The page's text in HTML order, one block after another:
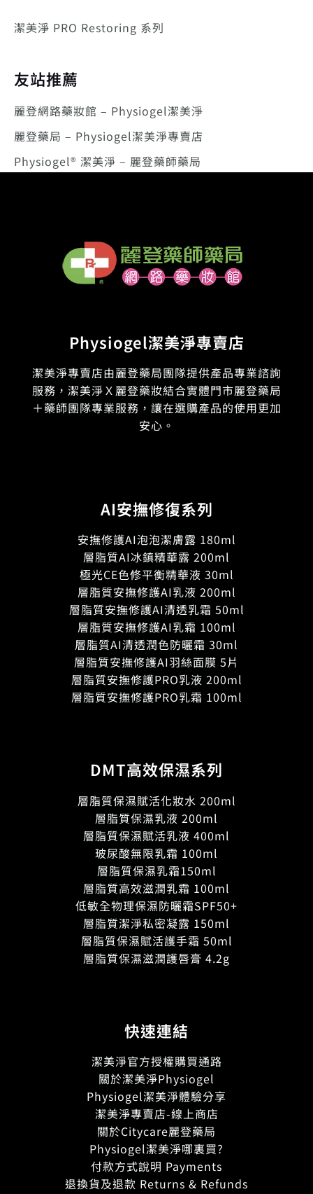
潔美淨 PRO Restoring 系列
友站推薦
麗登網路藥妝館 – Physiogel潔美淨
麗登藥局 – Physiogel潔美淨專賣店
Physiogel® 潔美淨 – 麗登藥師藥局
Physiogel潔美淨專賣店
潔美淨專賣店由麗登藥局團隊提供產品專業諮詢
服務，潔美淨Ｘ麗登藥妝結合實體門市麗登藥局
＋藥師團隊專業服務，讓在選購產品的使用更加
安心。
AI安撫修復系列
安撫修護AI泡泡潔膚露 180ml
層脂質AI冰鎮精華露 200ml
極光CE色修平衡精華液 30ml
層脂質安撫修護AI乳液 200ml
層脂質安撫修護AI清透乳霜 50ml
層脂質安撫修護AI乳霜 100ml
層脂質AI清透潤色防曬霜 30ml
層脂質安撫修護AI羽絲面膜 5片
層脂質安撫修護PRO乳液 200ml
層脂質安撫修護PRO乳霜 100ml
DMT高效保濕系列
層脂質保濕賦活化妝水 200ml
層脂質保濕乳液 200ml
層脂質保濕賦活乳液 400ml
玻尿酸無限乳霜 100ml
層脂質保濕乳霜150ml
層脂質高效滋潤乳霜 100ml
低敏全物理保濕防曬霜SPF50+
層脂質潔淨私密凝露 150ml
層脂質保濕賦活護手霜 50ml
層脂質保濕滋潤護唇膏 4.2g
快速連結
潔美淨官方授權購買通路
關於潔美淨Physiogel
Physiogel潔美淨體驗分享
潔美淨專賣店-線上商店
關於Citycare麗登藥局
Physiogel潔美淨哪裏買?
付款方式說明 Payments
退換貨及退款 Returns & Refunds